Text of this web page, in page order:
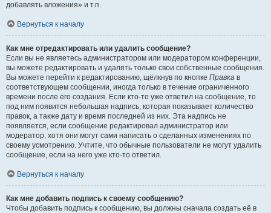
добавлять вложения» и т.п.
Вернуться к началу
Как мне отредактировать или удалить сообщение?
Если вы не являетесь администратором или модератором конференции,
вы можете редактировать и удалять только свои собственные сообщения.
Вы можете перейти к редактированию, щёлкнув по кнопке Правка в
соответствующем сообщении, иногда только в течение ограниченного
времени после его создания. Если кто-то уже ответил на сообщение, то
под ним появится небольшая надпись, которая показывает количество
правок, а также дату и время последней из них. Эта надпись не
появляется, если сообщение редактировал администратор или
модератор, хотя они могут сами написать о сделанных изменениях по
своему усмотрению. Учтите, что обычные пользователи не могут удалить
сообщение, если на него уже кто-то ответил.
Вернуться к началу
Как мне добавить подпись к своему сообщению?
Чтобы добавить подпись к сообщению, вы должны сначала создать её в